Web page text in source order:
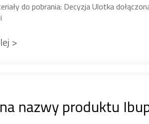
do pobrania: Decyzja Ulotka
>
nazwy produktu